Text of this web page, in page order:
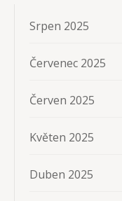
Srpen 2025
Červenec 2025
Červen 2025
Květen 2025
Duben 2025